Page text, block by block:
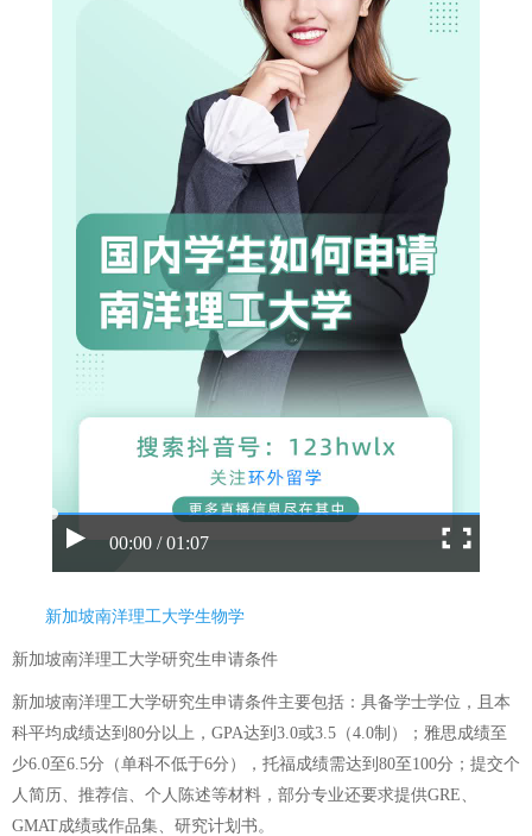
00:00 / 01:07
新加坡南洋理工大学生物学
新加坡南洋理工大学研究生申请条件
新加坡南洋理工大学研究生申请条件主要包括：具备学士学位，且本
科平均成绩达到80分以上，GPA达到3.0或3.5（4.0制）；雅思成绩至
少6.0至6.5分（单科不低于6分），托福成绩需达到80至100分；提交个
人简历、推荐信、个人陈述等材料，部分专业还要求提供GRE、
GMAT成绩或作品集、研究计划书。